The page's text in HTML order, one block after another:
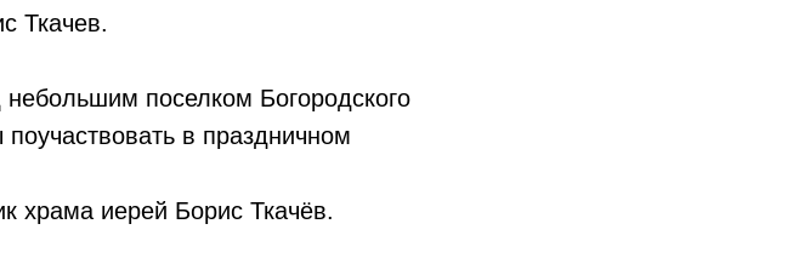
Ткачев.
поселком Богородского
в праздничном
храма иерей Борис Ткачёв.